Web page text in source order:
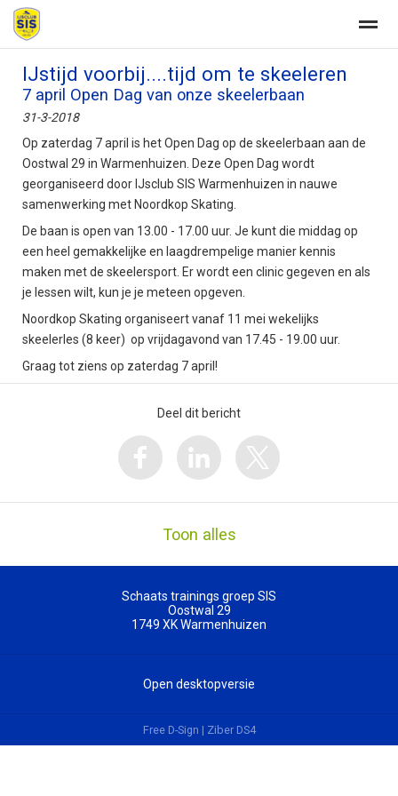
Welkom
Home Zoeken Nieuws Agenda
IJstijd voorbij....tijd om te skeeleren
7 april Open Dag van onze skeelerbaan
31-3-2018
Op zaterdag 7 april is het Open Dag op de skeelerbaan aan de
Oostwal 29 in Warmenhuizen. Deze Open Dag wordt
georganiseerd door IJsclub SIS Warmenhuizen in nauwe
samenwerking met Noordkop Skating.
De baan is open van 13.00 - 17.00 uur. Je kunt die middag op
een heel gemakkelijke en laagdrempelige manier kennis
maken met de skeelersport. Er wordt een clinic gegeven en als
je lessen wilt, kun je je meteen opgeven.
Noordkop Skating organiseert vanaf 11 mei wekelijks
skeelerles (8 keer) op vrijdagavond van 17.45 - 19.00 uur.
Graag tot ziens op zaterdag 7 april!
Deel dit bericht
Toon alles
Schaats trainings groep SIS
Oostwal 29
1749 XKWarmenhuizen
Open desktopversie
Free D-Sign | Ziber DS4